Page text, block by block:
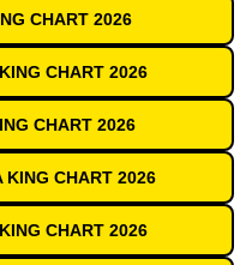
CHART 2026
CHART 2026
CHART 2026
KING CHART 2026
CHART 2026